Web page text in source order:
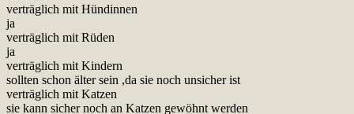
verträglich mit Hündinnen
ja
verträglich mit Rüden
ja
verträglich mit Kindern
sollten schon älter sein ,da sie noch unsicher ist
verträglich mit Katzen
sie kann sicher noch an Katzen gewöhnt werden